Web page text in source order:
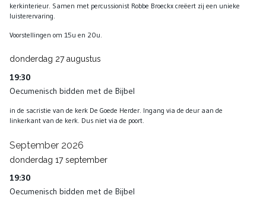
kerkinterieur. Samen met percussionist Robbe Broeckx creëert zij een unieke
luisterervaring.
Voorstellingen om 15u en 20u.
donderdag 27 augustus
19:30
Oecumenisch bidden met de Bijbel
in de sacristie van de kerk De Goede Herder. Ingang via de deur aan de
linkerkant van de kerk. Dus niet via de poort.
September 2026
donderdag 17 september
19:30
Oecumenisch bidden met de Bijbel